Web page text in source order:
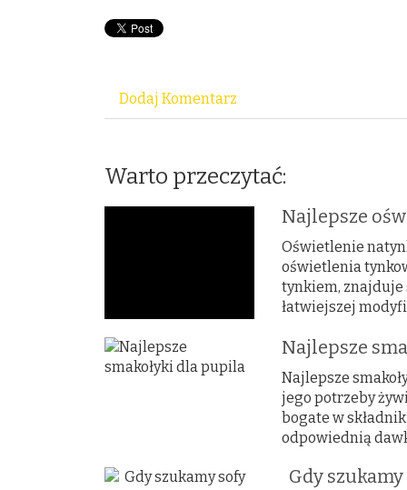
Dodaj Komentarz
Warto przeczytać:
Najlepsze
Oświetlenie
oświetlenia
tynkiem, znajduje
łatwiejszej
Najlepsze
Najlepsze
jego potrzeby
bogate w
odpowiednią
Gdy